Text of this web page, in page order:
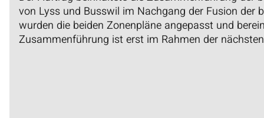
von Lyss und Busswil im Nachgang der Fusion der
wurden die beiden Zonenpläne angepasst und
Zusammenführung ist erst im Rahmen der